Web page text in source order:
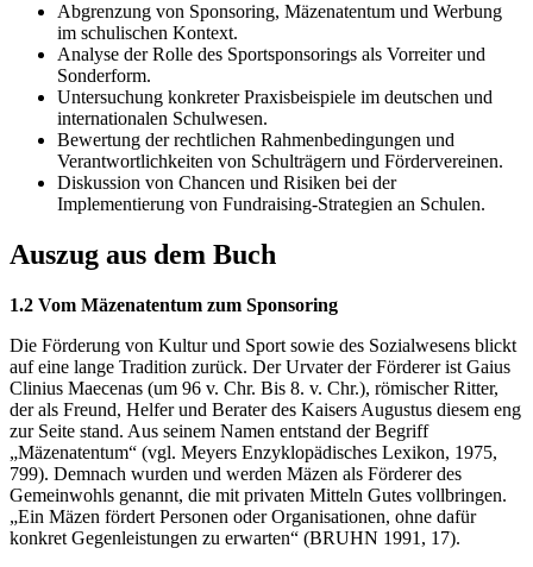
Abgrenzung von Sponsoring, Mäzenatentum und Werbung
im schulischen Kontext.
Analyse der Rolle des Sportsponsorings als Vorreiter und
Sonderform.
Untersuchung konkreter Praxisbeispiele im deutschen und
internationalen Schulwesen.
Bewertung der rechtlichen Rahmenbedingungen und
Verantwortlichkeiten von Schulträgern und Fördervereinen.
Diskussion von Chancen und Risiken bei der
Implementierung von Fundraising-Strategien an Schulen.
Auszug aus dem Buch
1.2 Vom Mäzenatentum zum Sponsoring
Die Förderung von Kultur und Sport sowie des Sozialwesens blickt
auf eine lange Tradition zurück. Der Urvater der Förderer ist Gaius
Clinius Maecenas (um 96 v. Chr. Bis 8. v. Chr.), römischer Ritter,
der als Freund, Helfer und Berater des Kaisers Augustus diesem eng
zur Seite stand. Aus seinem Namen entstand der Begriff
„Mäzenatentum“ (vgl. Meyers Enzyklopädisches Lexikon, 1975,
799). Demnach wurden und werden Mäzen als Förderer des
Gemeinwohls genannt, die mit privaten Mitteln Gutes vollbringen.
„Ein Mäzen fördert Personen oder Organisationen, ohne dafür
konkret Gegenleistungen zu erwarten“ (BRUHN 1991, 17).